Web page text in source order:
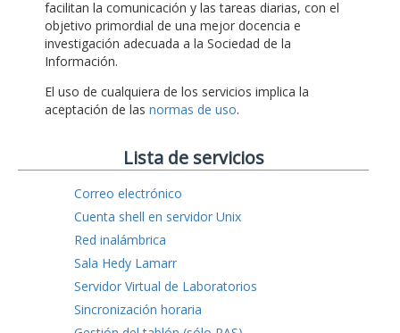
facilitan la comunicación y las tareas diarias, con el
objetivo primordial de una mejor docencia e
investigación adecuada a la Sociedad de la
Información.
El uso de cualquiera de los servicios implica la
aceptación de las normas de uso.
Lista de servicios
Correo electrónico
Cuenta shell en servidor Unix
Red inalámbrica
Sala Hedy Lamarr
Servidor Virtual de Laboratorios
Sincronización horaria